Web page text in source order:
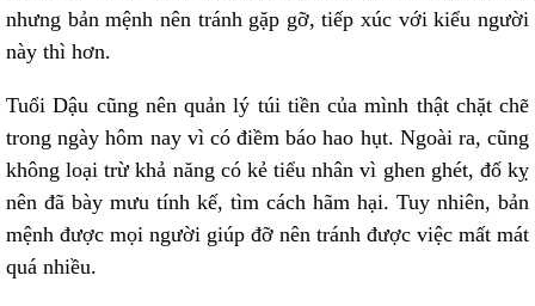
nhưng bản mệnh nên tránh gặp gỡ, tiếp xúc với kiểu người
này thì hơn.
Tuổi Dậu cũng nên quản lý túi tiền của mình thật chặt chẽ
trong ngày hôm nay vì có điềm báo hao hụt. Ngoài ra, cũng
không loại trừ khả năng có kẻ tiểu nhân vì ghen ghét, đố kỵ
nên đã bày mưu tính kế, tìm cách hãm hại. Tuy nhiên, bản
mệnh được mọi người giúp đỡ nên tránh được việc mất mát
quá nhiều.